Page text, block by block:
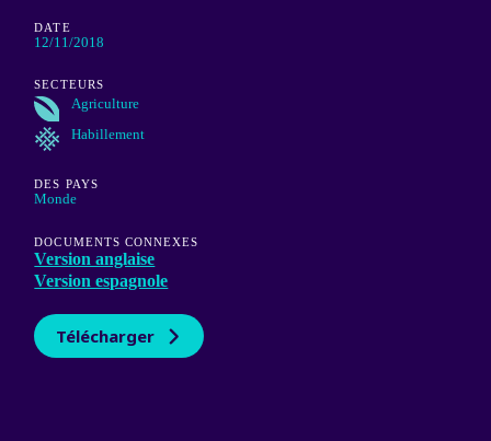
DATE
12/11/2018
SECTEURS
Agriculture
Habillement
DES PAYS
Monde
DOCUMENTS CONNEXES
Version anglaise
Version espagnole
Télécharger